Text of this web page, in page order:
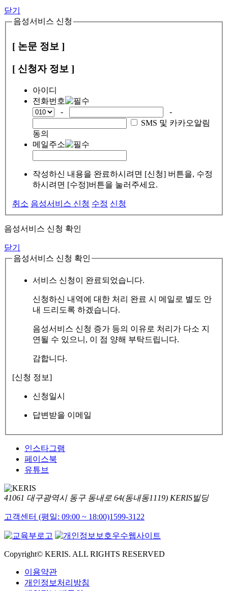
닫기
음성서비스 신청
[ 논문 정보 ]
[ 신청자 정보 ]
아이디
전화번호
-
-
SMS 및 카카오알림
동의
메일주소
작성하신 내용을 완료하시려면 [신청] 버튼을, 수정
하시려면 [수정]버튼을 눌러주세요.
취소 음성서비스 신청 수정 신청
음성서비스 신청 확인
닫기
음성서비스 신청 확인
서비스 신청이 완료되었습니다.
신청하신 내역에 대한 처리 완료 시 메일로 별도 안
내 드리도록 하겠습니다.
음성서비스 신청 증가 등의 이유로 처리가 다소 지
연될 수 있으니, 이 점 양해 부탁드립니다.
감합니다.
[신청 정보]
신청일시
답변받을 이메일
인스타그램
페이스북
유튜브
41061 대구광역시 동구 동내로 64(동내동1119) KERIS빌딩
고객센터 (평일: 09:00 ~ 18:00)1599-3122
Copyright© KERIS. ALL RIGHTS RESERVED
이용약관
개인정보처리방침